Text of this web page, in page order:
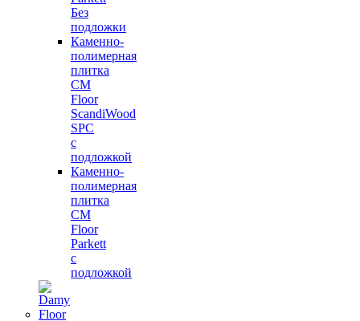
Без
подложки
Каменно-
полимерная
плитка
CM
Floor
ScandiWood
SPC
с
подложкой
Каменно-
полимерная
плитка
CM
Floor
Parkett
с
подложкой